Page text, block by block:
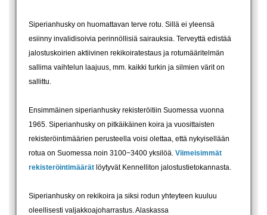
Siperianhusky on huomattavan terve rotu. Sillä ei yleensä
esiinny invalidisoivia perinnöllisiä sairauksia. Terveyttä edistää
jalostuskoirien aktiivinen rekikoiratestaus ja rotumääritelmän
sallima vaihtelun laajuus, mm. kaikki turkin ja silmien värit on
sallittu.
Ensimmäinen siperianhusky rekisteröitiin Suomessa vuonna
1965. Siperianhusky on pitkäikäinen koira ja vuosittaisten
rekisteröintimäärien perusteella voisi olettaa, että nykyisellään
rotua on Suomessa noin 3100−3400 yksilöä. Viimeisimmät
rekisteröintimäärät löytyvät Kennelliton jalostustietokannasta.
Siperianhusky on rekikoira ja siksi rodun yhteyteen kuuluu
oleellisesti valjakkoajoharrastus. Alaskassa